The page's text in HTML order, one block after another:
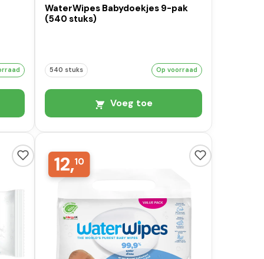
WaterWipes Babydoekjes 9-pak
(540 stuks)
540 stuks Op voorraad
Voeg toe
12,10